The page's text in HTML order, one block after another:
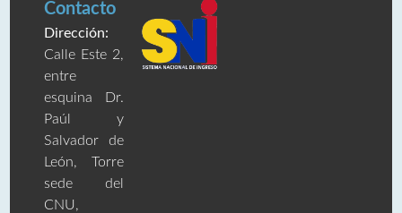
Contacto
Dirección:
Calle Este 2,
entre
esquina Dr.
Paúl y
Salvador de
León, Torre
sede del
CNU,